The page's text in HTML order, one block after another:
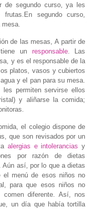
de segundo curso, ya les
segundo curso,
mesa.
de las mesas, A partir de
un responsable. Las
y es el responsable de la
platos, vasos y cubiertos
y el pan para su mesa.
permiten servirse ellos
y aliñarse la comida;
el colegio dispone de
que son revisados por un
alergias e intolerancias y
por razón de dietas
así, por lo que a dietas
el menú de esos niños no
para que esos niños no
diferente. Así, nos
un día que había tortilla